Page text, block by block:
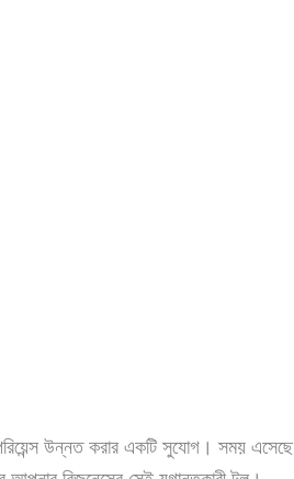
উন্নত করার একটি সুযোগ। সময় এসেছে